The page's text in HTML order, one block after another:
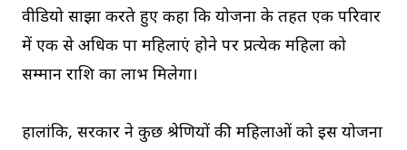
वीडियो साझा करते हुए कहा कि योजना के तहत एक परिवार
में एक से अधिक पात्र महिलाएं होने पर प्रत्येक महिला को
सम्मान राशि का लाभ मिलेगा।
हालांकि, सरकार ने कुछ श्रेणियों की महिलाओं को इस योजना